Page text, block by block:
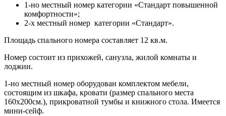
1-но местный номер категории «Стандарт повышенной
комфортности»;
2-х местный номер категории «Стандарт».
Площадь спального номера составляет 12 кв.м.
Номер состоит из прихожей, санузла, жилой комнаты и
лоджии.
1-но местный номер оборудован комплектом мебели,
состоящим из шкафа, кровати (размер спального места
160х200см.), прикроватной тумбы и книжного стола. Имеется
мини-сейф.